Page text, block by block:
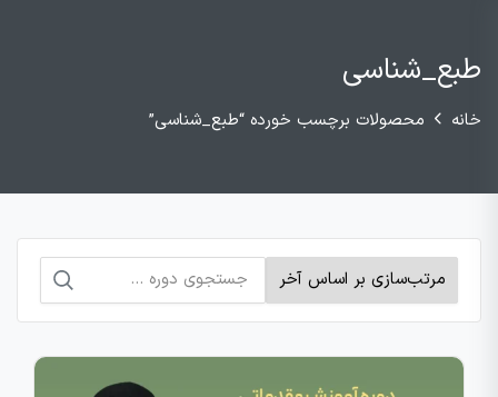
طبع_شناسی
خانه محصولات برچسب خورده “طبع_شناسی”
جستجو
برای: